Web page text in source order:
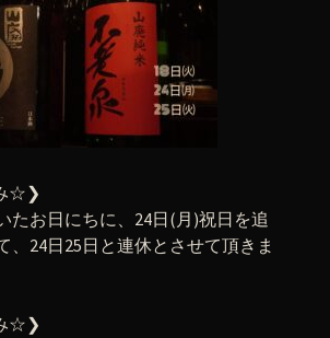
☆❯
たお日にちに、24日(月)祝日を追
、24日25日と連休とさせて頂きま
☆❯